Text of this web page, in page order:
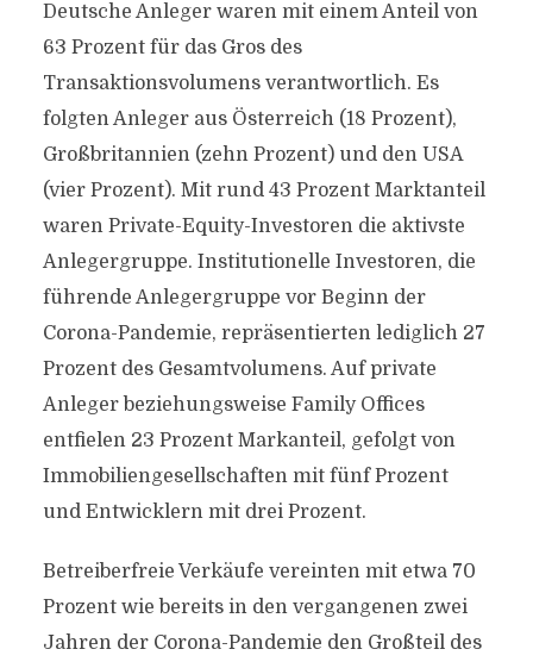
Deutsche Anleger waren mit einem Anteil von
63 Prozent für das Gros des
Transaktionsvolumens verantwortlich. Es
folgten Anleger aus Österreich (18 Prozent),
Großbritannien (zehn Prozent) und den USA
(vier Prozent). Mit rund 43 Prozent Marktanteil
waren Private-Equity-Investoren die aktivste
Anlegergruppe. Institutionelle Investoren, die
führende Anlegergruppe vor Beginn der
Corona-Pandemie, repräsentierten lediglich 27
Prozent des Gesamtvolumens. Auf private
Anleger beziehungsweise Family Offices
entfielen 23 Prozent Markanteil, gefolgt von
Immobiliengesellschaften mit fünf Prozent
und Entwicklern mit drei Prozent.
Betreiberfreie Verkäufe vereinten mit etwa 70
Prozent wie bereits in den vergangenen zwei
Jahren der Corona-Pandemie den Großteil des